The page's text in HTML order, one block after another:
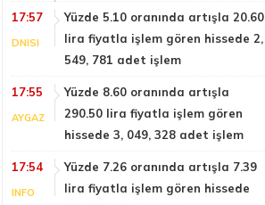
17:57
DNISI
Yüzde 5.10 oranında artışla 20.60
lira fiyatla işlem gören hissede 2,
549, 781 adet işlem
17:55
AYGAZ
Yüzde 8.60 oranında artışla
290.50 lira fiyatla işlem gören
hissede 3, 049, 328 adet işlem
17:54
INFO
Yüzde 7.26 oranında artışla 7.39
lira fiyatla işlem gören hissede